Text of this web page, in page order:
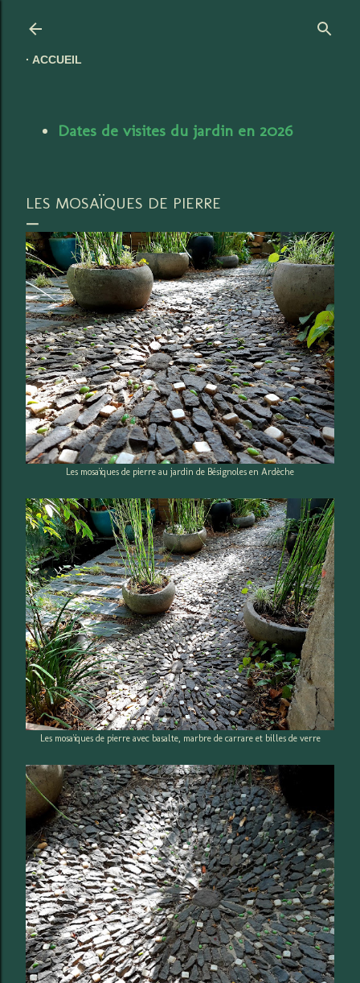
ACCUEIL
Dates de visites du jardin en 2026
LES MOSAÏQUES DE PIERRE
Les mosaïques de pierre au jardin de Bésignoles en Ardèche
Les mosaïques de pierre avec basalte, marbre de carrare et billes de verre